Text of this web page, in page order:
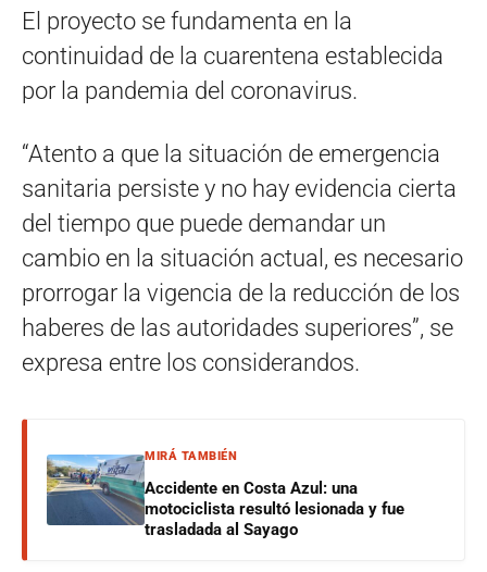
El proyecto se fundamenta en la
continuidad de la cuarentena establecida
por la pandemia del coronavirus.
“Atento a que la situación de emergencia
sanitaria persiste y no hay evidencia cierta
del tiempo que puede demandar un
cambio en la situación actual, es necesario
prorrogar la vigencia de la reducción de los
haberes de las autoridades superiores”, se
expresa entre los considerandos.
MIRÁ TAMBIÉN
Accidente en Costa Azul: una
motociclista resultó lesionada y fue
trasladada al Sayago